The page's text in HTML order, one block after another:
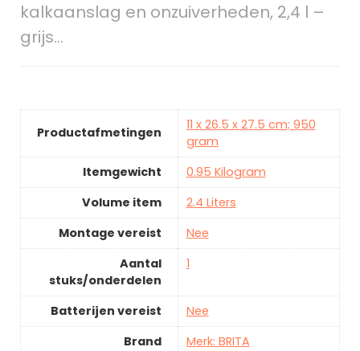
kalkaanslag en onzuiverheden, 2,4 l –
grijs…
Productafmetingen
11 x 26.5 x 27.5 cm; 950
gram
Itemgewicht
0.95 Kilogram
Volume item
2.4 Liters
Montage vereist
Nee
Aantal
stuks/onderdelen
1
Batterijen vereist
Nee
Brand
Merk: BRITA